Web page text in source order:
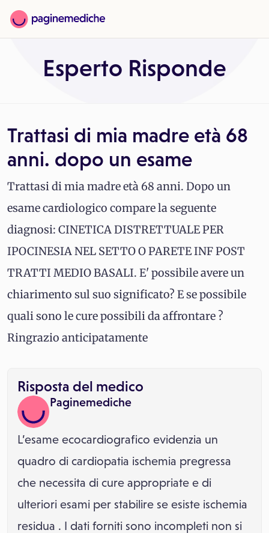
Esperto Risponde
Trattasi di mia madre età 68
anni. dopo un esame
Trattasi di mia madre età 68 anni. Dopo un
esame cardiologico compare la seguente
diagnosi: CINETICA DISTRETTUALE PER
IPOCINESIA NEL SETTO O PARETE INF POST
TRATTI MEDIO BASALI. E' possibile avere un
chiarimento sul suo significato? E se possibile
quali sono le cure possibili da affrontare ?
Ringrazio anticipatamente
Risposta del medico
Paginemediche
L’esame ecocardiografico evidenzia un
quadro di cardiopatia ischemia pregressa
che necessita di cure appropriate e di
ulteriori esami per stabilire se esiste ischemia
residua . I dati forniti sono incompleti non si